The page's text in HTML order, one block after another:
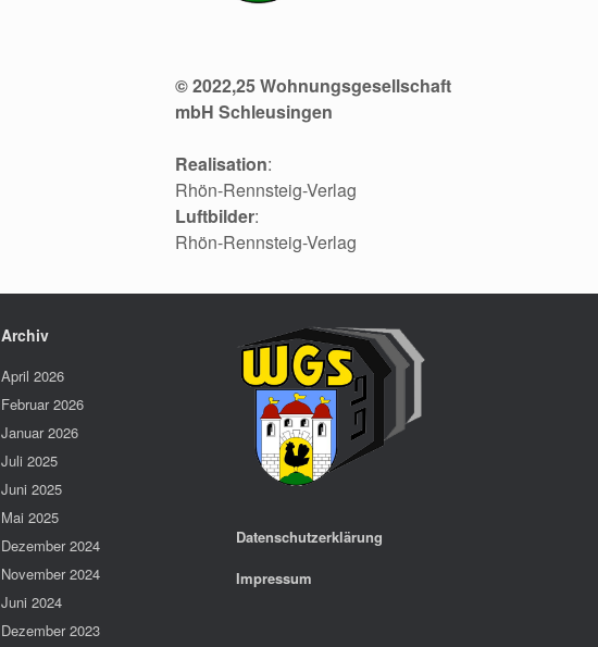
© 2022,25 Wohnungsgesellschaft
mbH Schleusingen
Realisation:
Rhön-Rennsteig-Verlag
Luftbilder:
Rhön-Rennsteig-Verlag
Archiv
April 2026
Februar 2026
Januar 2026
Juli 2025
Juni 2025
Mai 2025
Dezember 2024
November 2024
Juni 2024
Dezember 2023
Datenschutzerklärung
Impressum